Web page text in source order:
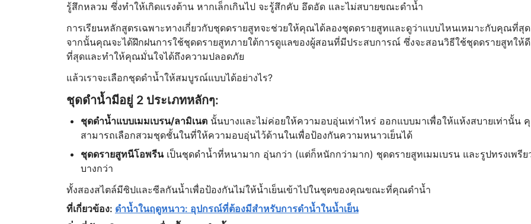
รู้สึกหลวม ซึ่งทำให้เกิดแรงต้าน หากเล็กเกินไป จะรู้สึกคับ อึดอัด และไม่สบายขณะดำน้ำ
การเรียนหลักสูตรเฉพาะทางเกี่ยวกับชุดดรายสูทจะช่วยให้คุณได้ลองชุดดรายสูทและดูว่าแบบไหนเหมาะกับคุณที่สุด
จากนั้นคุณจะได้ฝึกฝนการใช้ชุดดรายสูทภายใต้การดูแลของผู้สอนที่มีประสบการณ์ ซึ่งจะสอนวิธีใช้ชุดดรายสูทให้ดี
ที่สุดและทำให้คุณมั่นใจได้ถึงความปลอดภัย
แล้วเราจะเลือกชุดดำน้ำให้สมบูรณ์แบบได้อย่างไร?
ชุดดำน้ำมีอยู่ 2 ประเภทหลักๆ:
ชุดดำน้ำแบบเมมเบรน/ลามิเนตนั้นบางและไม่ค่อยให้ความอบอุ่นเท่าไหร่ ออกแบบมาเพื่อให้แห้งสบายเท่านั้น
สามารถเลือกสวมชุดชั้นในที่ให้ความอบอุ่นไว้ด้านในเพื่อป้องกันความหนาวเย็นได้
ชุดดรายสูทนีโอพรีนเป็นชุดดำน้ำที่หนามาก อุ่นกว่า (แต่ก็หนักกว่ามาก) ชุดดรายสูทเมมเบรน และรูปทรงเพรีย
บางกว่า
ทั้งสองสไตล์มีซิปและซีลกันน้ำเพื่อป้องกันไม่ให้น้ำเย็นเข้าไปในชุดของคุณขณะที่คุณดำน้ำ
ที่เกี่ยวข้อง: ดำน้ำในฤดูหนาว: อุปกรณ์ที่ต้องมีสำหรับการดำน้ำในน้ำเย็น